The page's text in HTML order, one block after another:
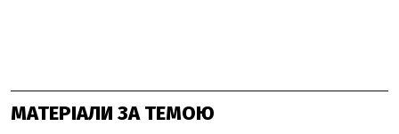
МАТЕРІАЛИ ЗА ТЕМОЮ